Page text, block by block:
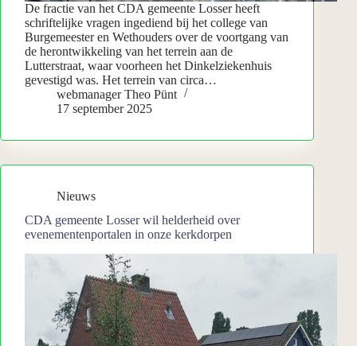
De fractie van het CDA gemeente Losser heeft
schriftelijke vragen ingediend bij het college van
Burgemeester en Wethouders over de voortgang van
de herontwikkeling van het terrein aan de
Lutterstraat, waar voorheen het Dinkelziekenhuis
gevestigd was. Het terrein van circa…
webmanager Theo Pünt
17 september 2025
Nieuws
CDA gemeente Losser wil helderheid over
evenementenportalen in onze kerkdorpen